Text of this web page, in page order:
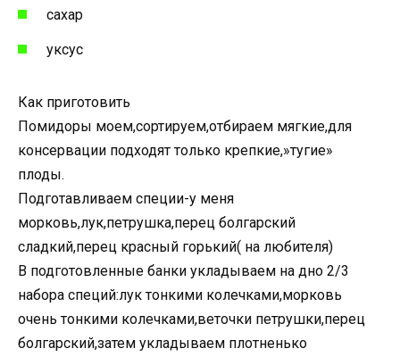
сахар
уксус
Как приготовить
Помидоры моем,сортируем,отбираем мягкие,для
консервации подходят только крепкие,»тугие»
плоды.
Подготавливаем специи-у меня
морковь,лук,петрушка,перец болгарский
сладкий,перец красный горький( на любителя)
В подготовленные банки укладываем на дно 2/3
набора специй:лук тонкими колечками,морковь
очень тонкими колечками,веточки петрушки,перец
болгарский,затем укладываем плотненько